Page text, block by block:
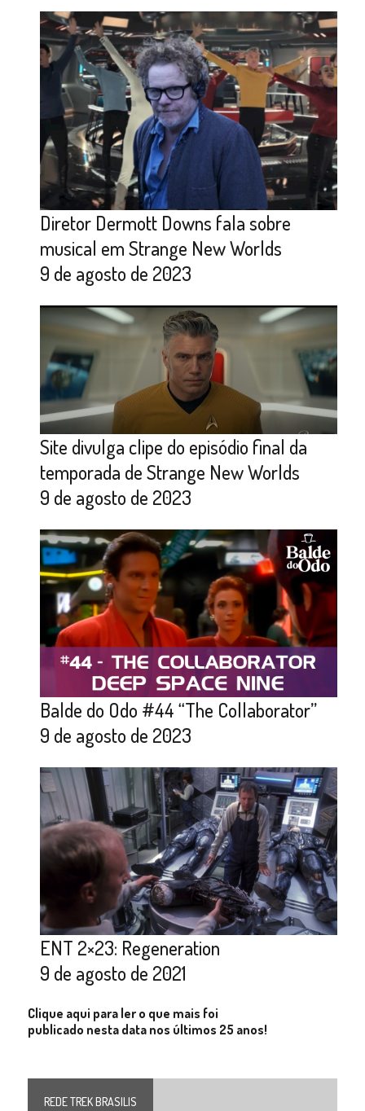
Diretor Dermott Downs fala sobre
musical em Strange New Worlds
9 de agosto de 2023
Site divulga clipe do episódio final da
temporada de Strange New Worlds
9 de agosto de 2023
Balde do Odo #44 “The Collaborator”
9 de agosto de 2023
ENT 2×23: Regeneration
9 de agosto de 2021
Clique aqui para ler o que mais foi
publicado nesta data nos últimos 25 anos!
REDE TREK BRASILIS